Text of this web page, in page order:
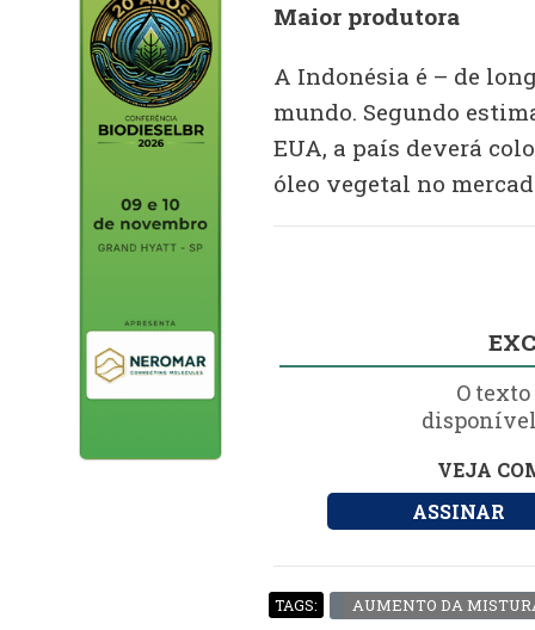
Maior produtora
A Indonésia é – de
mundo. Segundo
EUA, a país deverá
óleo vegetal no
O
disponível
VEJA
ASSINAR
TAGS: AUMENTO DA